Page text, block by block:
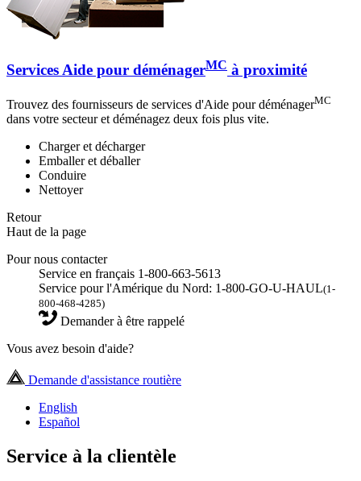
Services Aide pour déménagerMC à proximité
Trouvez des fournisseurs de services d'Aide pour déménagerMC
dans votre secteur et déménagez deux fois plus vite.
Charger et décharger
Emballer et déballer
Conduire
Nettoyer
Retour
Haut de la page
Pour nous contacter
Service en français 1-800-663-5613
Service pour l'Amérique du Nord: 1-800-GO-U-HAUL(1-
800-468-4285)
Demander à être rappelé
Vous avez besoin d'aide?
Demande d'assistance routière
English
Español
Service à la clientèle